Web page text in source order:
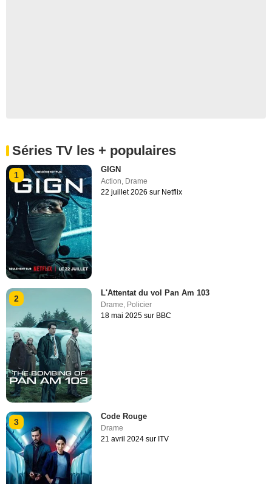
Séries TV les + populaires
1
GIGN
Action Drame
22 juillet 2026 sur Netflix
2
L'Attentat du vol Pan Am 103
Drame, Policier
18 mai 2025 sur BBC
3
Code Rouge
Drame
21 avril 2024 sur ITV